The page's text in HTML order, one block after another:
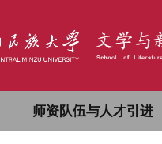
师资队伍与人才引进